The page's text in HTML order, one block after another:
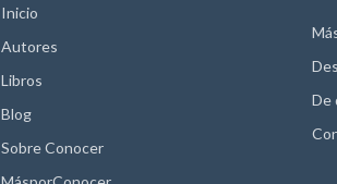
Inicio
Autores
Libros
Blog
Sobre Conocer
De